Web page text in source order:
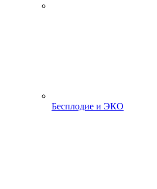
Бесплодие и ЭКО